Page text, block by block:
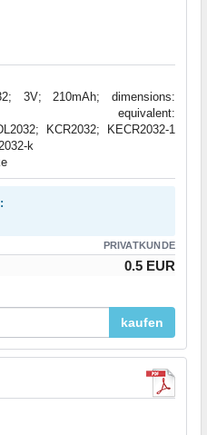
3V; 210mAh; dimensions:
equivalent:
KCR2032; KECR2032-1
k
PRIVATKUNDE
0.5 EUR
kaufen